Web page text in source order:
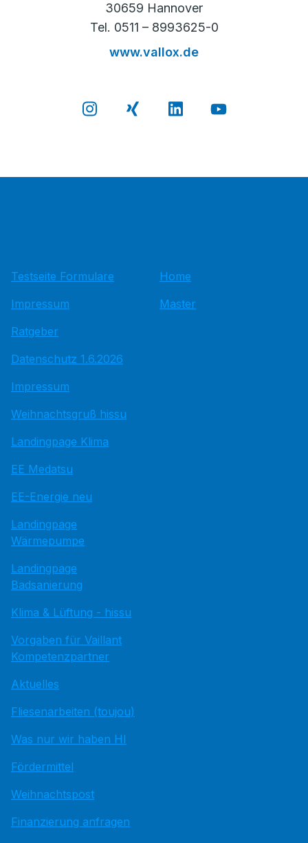
30659 Hannover
Tel. 0511 – 8993625-0
www.vallox.de
Testseite Formulare
Impressum
Ratgeber
Datenschutz 1.6.2026
Impressum
Weihnachtsgruß hissu
Landingpage Klima
EE Medatsu
EE-Energie neu
Landingpage
Wärmepumpe
Landingpage
Badsanierung
Klima & Lüftung - hissu
Vorgaben für Vaillant
Kompetenzpartner
Aktuelles
Fliesenarbeiten (toujou)
Was nur wir haben HI
Fördermittel
Weihnachtspost
Finanzierung anfragen
Home
Master